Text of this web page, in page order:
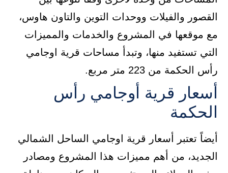
القصور والفيلات ووحدات التوين والتاون هاوس،
مع موقعها في المشروع والخدمات والمميزات
التي تستفيد منها، وتبدأ مساحات قرية اوجامي
رأس الحكمة من 223 متر مربع.
أسعار قرية أوجامي رأس
الحكمة
أيضاً تعتبر أسعار قرية اوجامي الساحل الشمالي
الجديد، من أهم مميزات هذا المشروع ومصادر